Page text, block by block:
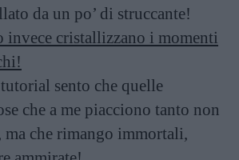
da un po’ di struccante!
invece cristallizzano i momenti
sento che quelle
che a me piacciono tanto non
ma che rimango immortali,